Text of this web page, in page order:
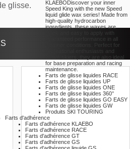
KLAEBODiscover your inner
Speed King with the new Speed
liquid glide wax series! Made from
high-quality hydrocarbon
ingredients, these waxes are
quick and easy to apply with
guaranteed performance in all
weather conditions. Perfect for
recreational enthusiasts and
active skiers, they are also ideal
for base preparation and racing
maintenance.
Farts de glisse liquides RACE
Farts de glisse liquides UP
Farts de glisse liquides ONE
Farts de glisse liquides 360°
Farts de glisse liquides GO EASY
Farts de glisse liquides GW
Produits SKI TOURING
Farts d'adhérence
Farts d'adhérence KLAEBO
Farts d'adhérence RACE
Farts d'adhérence GT
Farts d'adhérence GS
glisse.